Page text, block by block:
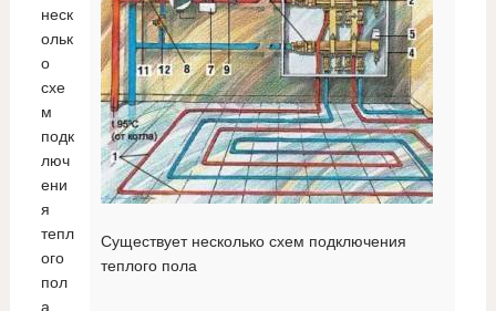
Существует несколько схем подключения
теплого пола
неск
ольк
о
схе
м
подк
люч
ени
я
тепл
ого
пол
а.